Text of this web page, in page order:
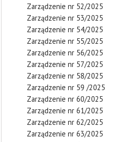
Zarządzenie nr 52/2025
Zarządzenie nr 53/2025
Zarządzenie nr 54/2025
Zarządzenie nr 55/2025
Zarządzenie nr 56/2025
Zarządzenie nr 57/2025
Zarządzenie nr 58/2025
Zarządzenie nr 59 /2025
Zarządzenie nr 60/2025
Zarządzenie nr 61/2025
Zarządzenie nr 62/2025
Zarządzenie nr 63/2025